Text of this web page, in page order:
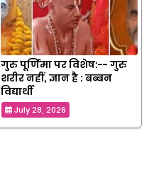
गुरु पूर्णिमा पर विशेष:-- गुरु
शरीर नहीं, ज्ञान है : बब्बन
विद्यार्थी
July 28, 2026